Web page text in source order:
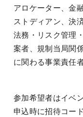
アロケーター、金
ストディアン、決
法務・リスク管理
案者、規制当局関
に関わる事業責任
参加希望者はイベ
申込時に招待コー